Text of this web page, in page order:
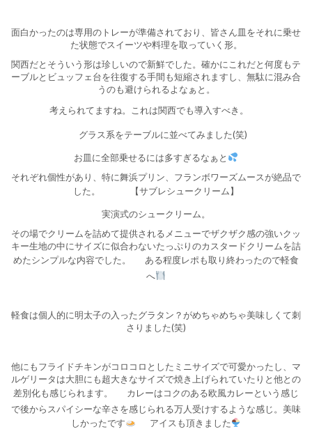
面白かったのは専用のトレーが準備されており、皆さん皿をそれに乗せ
た状態でスイーツや料理を取っていく形。
関西だとそういう形は珍しいので新鮮でした。確かにこれだと何度もテ
ーブルとビュッフェ台を往復する手間も短縮されますし、無駄に混み合
うのも避けられるよなぁと。
考えられてますね。これは関西でも導入すべき。
グラス系をテーブルに並べてみました(笑)
お皿に全部乗せるには多すぎるなぁと
それぞれ個性があり、特に舞浜プリン、フランボワーズムースが絶品で
した。
【サブレシュークリーム】
実演式のシュークリーム。
その場でクリームを詰めて提供されるメニューでザクザク感の強いクッ
キー生地の中にサイズに似合わないたっぷりのカスタードクリームを詰
めたシンプルな内容でした。
ある程度レポも取り終わったので軽食
へ
軽食は個人的に明太子の入ったグラタン？がめちゃめちゃ美味しくて刺
さりました(笑)
他にもフライドチキンがコロコロとしたミニサイズで可愛かったし、マ
ルゲリータは大胆にも超大きなサイズで焼き上げられていたりと他との
差別化も感じられます。
カレーはコクのある欧風カレーという感じ
で後からスパイシーな辛さを感じられる万人受けするような感じ。美味
しかったです
アイスも頂きました